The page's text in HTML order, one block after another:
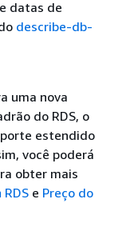
datas de
describe-db-
uma nova
do RDS, o
estendido
você poderá
obter mais
e Preço do